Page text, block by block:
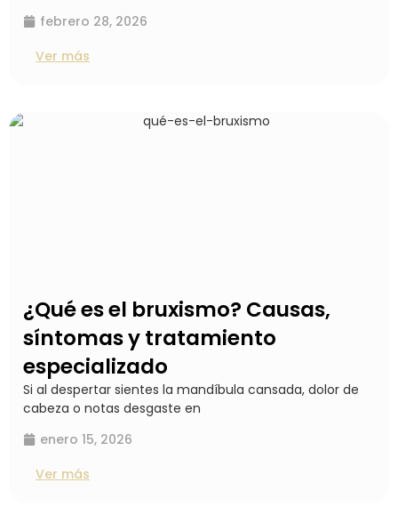
febrero 28, 2026
Ver más
¿Qué es el bruxismo? Causas,
síntomas y tratamiento
especializado
Si al despertar sientes la mandíbula cansada, dolor de
cabeza o notas desgaste en
enero 15, 2026
Ver más